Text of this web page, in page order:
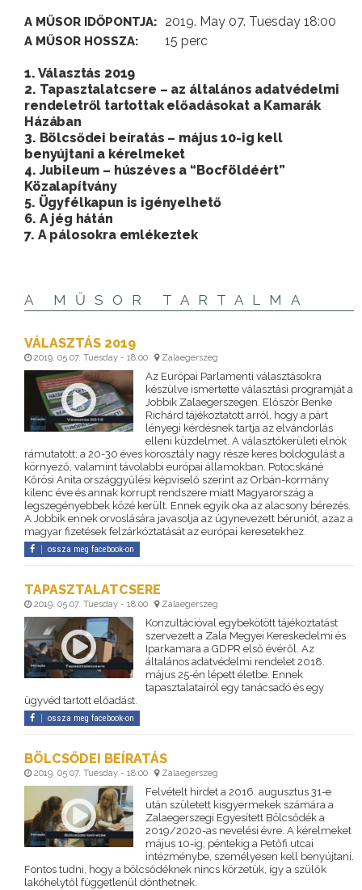
A MŰSOR IDŐPONTJA: 2019. May 07. Tuesday 18:00
A MŰSOR HOSSZA: 15 perc
1. Választás 2019
2. Tapasztalatcsere – az általános adatvédelmi
rendeletről tartottak előadásokat a Kamarák
Házában
3. Bölcsődei beíratás – május 10-ig kell
benyújtani a kérelmeket
4. Jubileum – húszéves a “Bocföldéért”
Közalapítvány
5. Ügyfélkapun is igényelhető
6. A jég hátán
7. A pálosokra emlékeztek
A MŰSOR TARTALMA
VÁLASZTÁS 2019
2019. 05 07. Tuesday - 18:00 Zalaegerszeg
Az Európai Parlamenti választásokra
készülve ismertette választási programját a
Jobbik Zalaegerszegen. Először Benke
Richárd tájékoztatott arról, hogy a párt
lényegi kérdésnek tartja az elvándorlás
elleni küzdelmet. A választókerületi elnök
rámutatott: a 20-30 éves korosztály nagy része keres boldogulást a
környező, valamint távolabbi európai államokban. Potocskáné
Kőrösi Anita országgyűlési képviselő szerint az Orbán-kormány
kilenc éve és annak korrupt rendszere miatt Magyarország a
legszegényebbek közé került. Ennek egyik oka az alacsony bérezés.
A Jobbik ennek orvoslására javasolja az úgynevezett béruniót, azaz a
magyar fizetések felzárkóztatását az európai keresetekhez.
ossza meg facebook-on
TAPASZTALATCSERE
2019. 05 07. Tuesday - 18:00 Zalaegerszeg
Konzultációval egybekötött tájékoztatást
szervezett a Zala Megyei Kereskedelmi és
Iparkamara a GDPR első évéről. Az
általános adatvédelmi rendelet 2018.
május 25-én lépett életbe. Ennek
tapasztalatairól egy tanácsadó és egy
ügyvéd tartott előadást.
ossza meg facebook-on
BÖLCSŐDEI BEÍRATÁS
2019. 05 07. Tuesday - 18:00 Zalaegerszeg
Felvételt hirdet a 2016. augusztus 31-e
után született kisgyermekek számára a
Zalaegerszegi Egyesített Bölcsődék a
2019/2020-as nevelési évre. A kérelmeket
május 10-ig, péntekig a Petőfi utcai
intézménybe, személyesen kell benyújtani.
Fontos tudni, hogy a bölcsődéknek nincs körzetük, így a szülők
lakóhelytől függetlenül dönthetnek.